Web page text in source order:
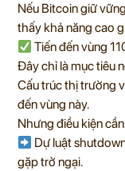
Nếu Bitcoin giữ
thấy khả năng cao
Tiến đến vùng
Đây chỉ là mục tiêu
Cấu trúc thị trường
đến vùng này.
Nhưng điều kiện
Dự luật
gặp trở ngại.